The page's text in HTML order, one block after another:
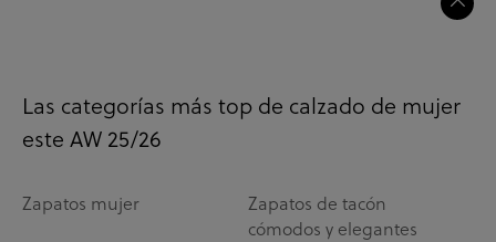
Las categorías más top de calzado de mujer
este AW 25/26
Zapatos mujer
Zapatos de tacón
cómodos y elegantes